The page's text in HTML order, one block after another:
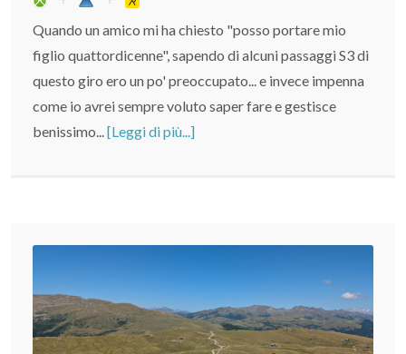
Quando un amico mi ha chiesto "posso portare mio
figlio quattordicenne", sapendo di alcuni passaggi S3 di
questo giro ero un po' preoccupato... e invece impenna
come io avrei sempre voluto saper fare e gestisce
benissimo...[Leggi di più...]